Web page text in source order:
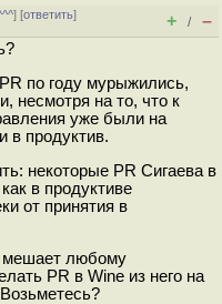
] [ответить]
+ / –
по году мурыжились,
несмотря на то, что к
уже были на
в продуктив.
некоторые PR Сигаева в
в продуктиве
от принятия в
мешает любому
PR в Wine из него на